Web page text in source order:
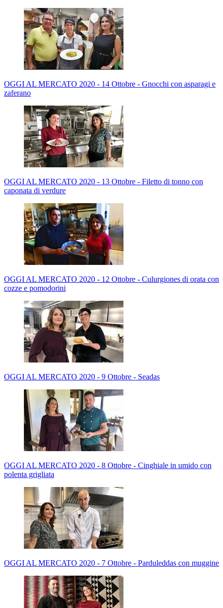
OGGI AL MERCATO 2020 - 14 Ottobre - Gnocchi con asparagi e
zaferano
OGGI AL MERCATO 2020 - 13 Ottobre - Filetto di tonno con
caponata di verdure
OGGI AL MERCATO 2020 - 12 Ottobre - Culurgiones di orata con
cozze e pomodorini
OGGI AL MERCATO 2020 - 9 Ottobre - Seadas
OGGI AL MERCATO 2020 - 8 Ottobre - Cinghiale in umido con
polenta grigliata
OGGI AL MERCATO 2020 - 7 Ottobre - Parduleddas con muggine